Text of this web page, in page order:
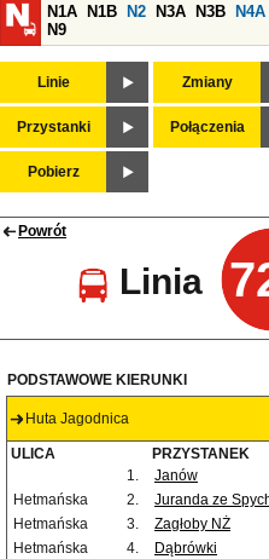
N1A
N1B N2 N3A N3B N4A
N9
Linie Zmiany
Przystanki Połączenia
Pobierz
Powrót
Linia
PODSTAWOWE KIERUNKI
Huta Jagodnica
ULICA PRZYSTANEK
1.
Janów
Hetmańska
2. Juranda ze
Hetmańska
3. Zagłoby NŻ
Hetmańska
4. Dąbrówki